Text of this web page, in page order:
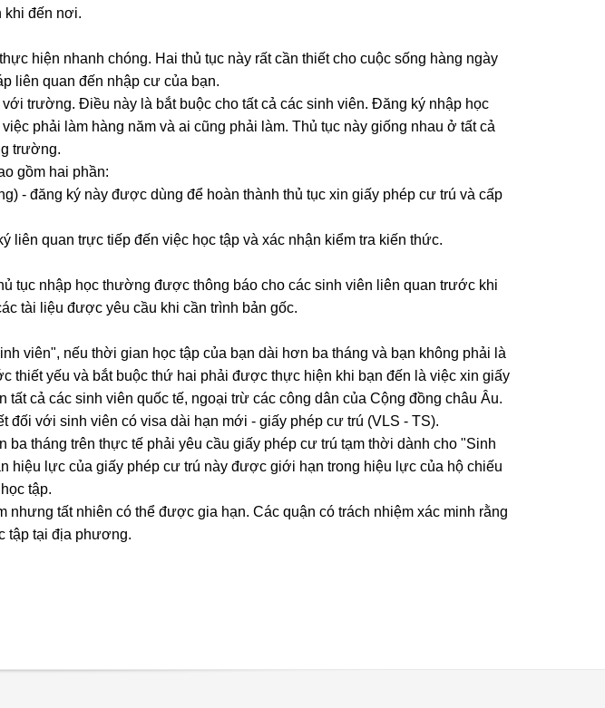
khi đến nơi.
hiện nhanh chóng. Hai thủ tục này rất cần thiết cho cuộc sống hàng ngày
liên quan đến nhập cư của bạn.
trường. Điều này là bắt buộc cho tất cả các sinh viên. Đăng ký nhập học
phải làm hàng năm và ai cũng phải làm. Thủ tục này giống nhau ở tất cả
trường.
gồm hai phần:
- đăng ký này được dùng để hoàn thành thủ tục xin giấy phép cư trú và cấp
liên quan trực tiếp đến việc học tập và xác nhận kiểm tra kiến thức.
tục nhập học thường được thông báo cho các sinh viên liên quan trước khi
tài liệu được yêu cầu khi cần trình bản gốc.
viên", nếu thời gian học tập của bạn dài hơn ba tháng và bạn không phải là
thiết yếu và bắt buộc thứ hai phải được thực hiện khi bạn đến là việc xin giấy
tất cả các sinh viên quốc tế, ngoại trừ các công dân của Cộng đồng châu Âu.
đối với sinh viên có visa dài hạn mới - giấy phép cư trú (VLS - TS).
tháng trên thực tế phải yêu cầu giấy phép cư trú tạm thời dành cho "Sinh
hiệu lực của giấy phép cư trú này được giới hạn trong hiệu lực của hộ chiếu
tập.
nhưng tất nhiên có thể được gia hạn. Các quận có trách nhiệm xác minh rằng
tập tại địa phương.